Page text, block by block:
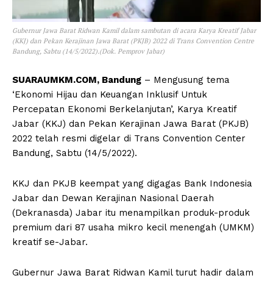
Gubernur Jawa Barat Ridwan Kamil dalam sambutan di acara Karya Kreatif Jabar
(KKJ) dan Pekan Kerajinan Jawa Barat (PKJB) 2022 di Trans Convention Centre
Bandung, Sabtu (14/5/2022).(Dok. Pemprov Jabar)
SUARAUMKM.COM, Bandung – Mengusung tema
‘Ekonomi Hijau dan Keuangan Inklusif Untuk
Percepatan Ekonomi Berkelanjutan’, Karya Kreatif
Jabar (KKJ) dan Pekan Kerajinan Jawa Barat (PKJB)
2022 telah resmi digelar di Trans Convention Center
Bandung, Sabtu (14/5/2022).
KKJ dan PKJB keempat yang digagas Bank Indonesia
Jabar dan Dewan Kerajinan Nasional Daerah
(Dekranasda) Jabar itu menampilkan produk-produk
premium dari 87 usaha mikro kecil menengah (UMKM)
kreatif se-Jabar.
Gubernur Jawa Barat Ridwan Kamil turut hadir dalam